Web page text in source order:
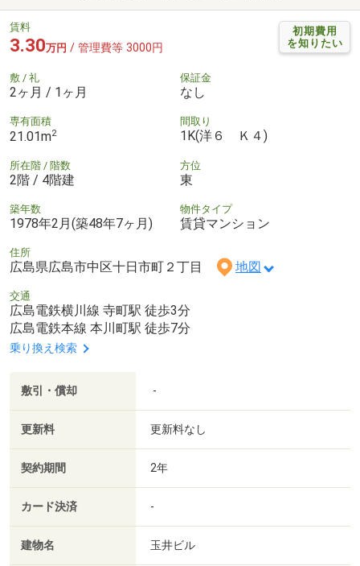
初期費用
を知りたい
賃料
3.30万円 / 管理費等 3000円
敷 / 礼
2ヶ月 / 1ヶ月
保証金
なし
専有面積
21.01m2
間取り
1K(洋６ Ｋ４)
所在階 / 階数
2階 / 4階建
方位
東
築年数
1978年2月(築48年7ヶ月)
物件タイプ
賃貸マンション
住所
広島県広島市中区十日市町２丁目 地図
交通
広島電鉄横川線 寺町駅 徒歩3分
広島電鉄本線 本川町駅 徒歩7分
乗り換え検索
敷引・償却 -
更新料 更新料なし
契約期間 2年
カード決済 -
建物名 玉井ビル